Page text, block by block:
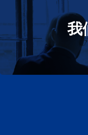
我
我们的价值观是
此为指引，